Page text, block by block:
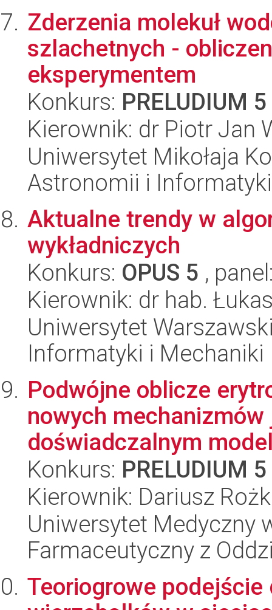
Zderzenia molekuł
szlachetnych -
eksperymentem
Konkurs: PRELUDIUM 5
Kierownik: dr Piotr Jan
Uniwersytet Mikołaja
Astronomii i
Aktualne trendy w
wykładniczych
Konkurs: OPUS 5 ,
Kierownik: dr hab.
Uniwersytet
Informatyki i Mechaniki
Podwójne oblicze
nowych mechanizmów
doświadczalnym
Konkurs: PRELUDIUM 5
Kierownik: Dariusz
Uniwersytet Medyczny
Farmaceutyczny z
Teoriogrowe